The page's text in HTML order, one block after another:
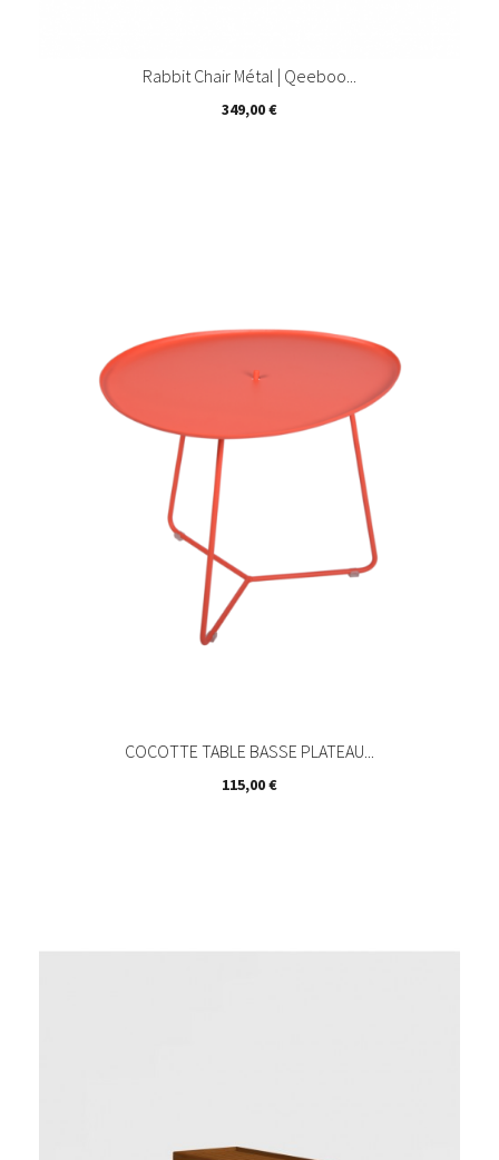
Rabbit Chair Métal | Qeeboo...
Prix
349,00 €
COCOTTE TABLE BASSE PLATEAU...
Prix
115,00 €